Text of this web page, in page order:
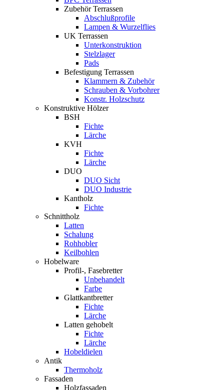
Zubehör Terrassen
Abschlußprofile
Lampen & Wurzelflies
UK Terrassen
Unterkonstruktion
Stelzlager
Pads
Befestigung Terrassen
Klammern & Zubehör
Schrauben & Vorbohrer
Konstr. Holzschutz
Konstruktive Hölzer
BSH
Fichte
Lärche
KVH
Fichte
Lärche
DUO
DUO Sicht
DUO Industrie
Kantholz
Fichte
Schnittholz
Latten
Schalung
Rohhobler
Keilbohlen
Hobelware
Profil-, Fasebretter
Unbehandelt
Farbe
Glattkantbretter
Fichte
Lärche
Latten gehobelt
Fichte
Lärche
Hobeldielen
Antik
Thermoholz
Fassaden
Holzfassaden